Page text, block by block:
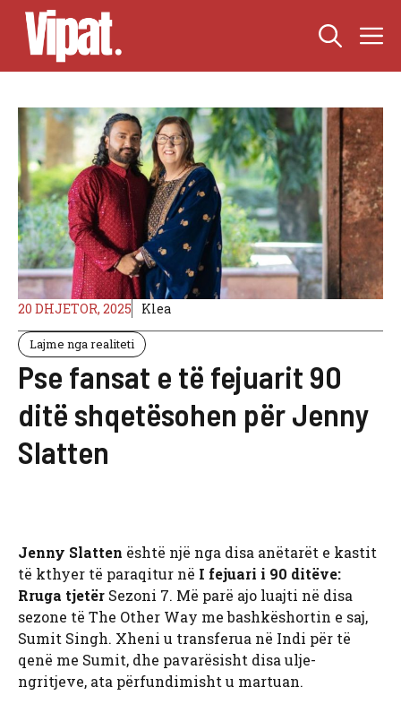
Skip
content
20 DHJETOR, 2025 Klea
Lajme nga realiteti
Pse fansat e të fejuarit 90
ditë shqetësohen për Jenny
Slatten
Jenny Slatten është një nga disa anëtarët e kastit
të kthyer të paraqitur në I fejuari i 90 ditëve:
Rruga tjetër Sezoni 7. Më parë ajo luajti në disa
sezone të The Other Way me bashkëshortin e saj,
Sumit Singh. Xheni u transferua në Indi për të
qenë me Sumit, dhe pavarësisht disa ulje-
ngritjeve, ata përfundimisht u martuan.